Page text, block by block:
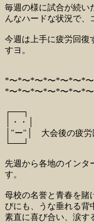
毎週の様に試合が続い
んなハードな状況で、
今週は上手に疲労回復
すヨ。
*〜*〜*〜*〜*〜*〜*
*〜*〜*〜*〜*〜*〜*
┌──┐
│・・│
│"ー"│ 大会後の疲労
└──┘
先週から各地のインタ
す。
母校の名誉と青春を賭
びにも、うな垂れる背
素直に喜び合い、涙す